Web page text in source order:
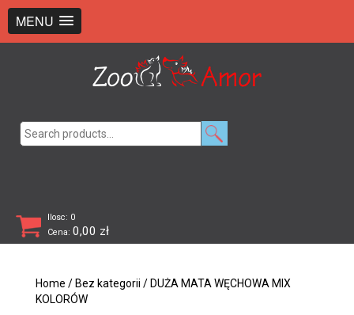
MENU
Ilosc: 0
Cena: 0,00 zł
Home / Bez kategorii / DUŻA MATA WĘCHOWA MIX
KOLORÓW